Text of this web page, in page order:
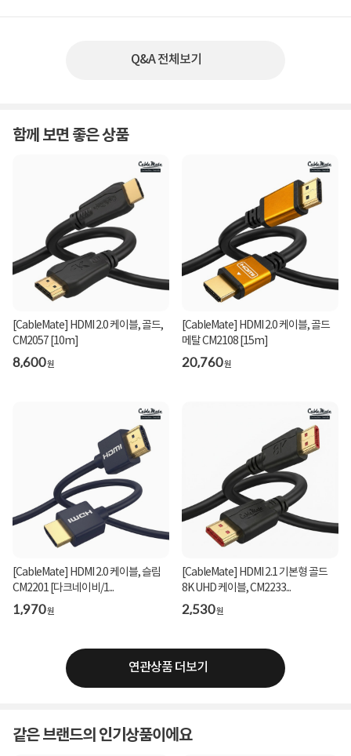
Q&A 전체보기
함께 보면 좋은 상품
[CableMate] HDMI 2.0 케이블, 골드,
CM2057 [10m]
8,600원
[CableMate] HDMI 2.0 케이블, 골드
메탈 CM2108 [15m]
20,760원
[CableMate] HDMI 2.0 케이블, 슬림
CM2201 [다크네이비/1...
1,970원
[CableMate] HDMI 2.1 기본형 골드
8K UHD 케이블, CM2233...
2,530원
연관상품 더보기
같은 브랜드의 인기상품이에요